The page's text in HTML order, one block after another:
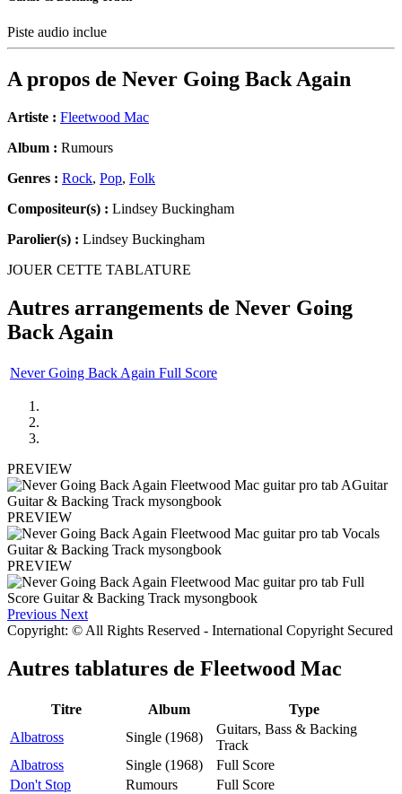
Piste audio inclue
A propos de Never Going Back Again
Artiste : Fleetwood Mac
Album : Rumours
Genres : Rock, Pop, Folk
Compositeur(s) : Lindsey Buckingham
Parolier(s) : Lindsey Buckingham
JOUER CETTE TABLATURE
Autres arrangements de Never Going
Back Again
Never Going Back Again Full Score
PREVIEW
PREVIEW
PREVIEW
Previous Next
Copyright: © All Rights Reserved - International Copyright Secured
Autres tablatures de Fleetwood Mac
Titre Album
Type
Albatross
Single (1968)
Guitars, Bass & Backing
Track
Albatross
Single (1968)
Full Score
Don't Stop
Rumours
Full Score